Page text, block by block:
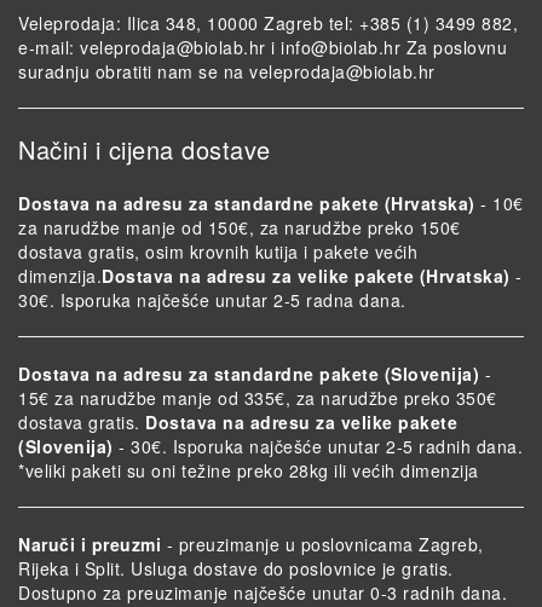
Veleprodaja: Ilica 348, 10000 Zagreb tel: +385 (1) 3499 882,
e-mail: veleprodaja@biolab.hr i info@biolab.hr Za poslovnu
suradnju obratiti nam se na veleprodaja@biolab.hr
Načini i cijena dostave
Dostava na adresu za standardne pakete (Hrvatska) - 10€
za narudžbe manje od 150€, za narudžbe preko 150€
dostava gratis, osim krovnih kutija i pakete većih
dimenzija.Dostava na adresu za velike pakete (Hrvatska) -
30€. Isporuka najčešće unutar 2-5 radna dana.
Dostava na adresu za standardne pakete (Slovenija) -
15€ za narudžbe manje od 335€, za narudžbe preko 350€
dostava gratis. Dostava na adresu za velike pakete
(Slovenija) - 30€. Isporuka najčešće unutar 2-5 radnih dana.
*veliki paketi su oni težine preko 28kg ili većih dimenzija
Naruči i preuzmi - preuzimanje u poslovnicama Zagreb,
Rijeka i Split. Usluga dostave do poslovnice je gratis.
Dostupno za preuzimanje najčešće unutar 0-3 radnih dana.